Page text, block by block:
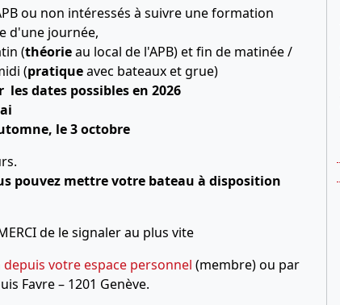
ou non intéressés à suivre une formation
d'une journée,
(théorieau local de l'APB) et fin de matinée /
(pratiqueavec bateaux et grue)
les dates possibles en 2026
le 3 octobre
pouvez mettre votre bateau à disposition
de le signaler au plus vite
depuis votre espace personnel (membre) ou par
Favre – 1201 Genève.